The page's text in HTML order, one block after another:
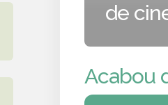
de
Acabou